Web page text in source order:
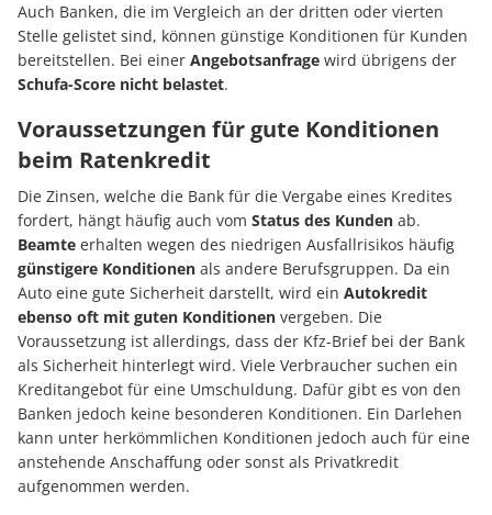
Auch Banken, die im Vergleich an der dritten oder vierten
Stelle gelistet sind, können günstige Konditionen für Kunden
bereitstellen. Bei einer Angebotsanfrage wird übrigens der
Schufa-Score nicht belastet.
Voraussetzungen für gute Konditionen
beim Ratenkredit
Die Zinsen, welche die Bank für die Vergabe eines Kredites
fordert, hängt häufig auch vom Status des Kunden ab.
Beamte erhalten wegen des niedrigen Ausfallrisikos häufig
günstigere Konditionen als andere Berufsgruppen. Da ein
Auto eine gute Sicherheit darstellt, wird ein Autokredit
ebenso oft mit guten Konditionen vergeben. Die
Voraussetzung ist allerdings, dass der Kfz-Brief bei der Bank
als Sicherheit hinterlegt wird. Viele Verbraucher suchen ein
Kreditangebot für eine Umschuldung. Dafür gibt es von den
Banken jedoch keine besonderen Konditionen. Ein Darlehen
kann unter herkömmlichen Konditionen jedoch auch für eine
anstehende Anschaffung oder sonst als Privatkredit
aufgenommen werden.